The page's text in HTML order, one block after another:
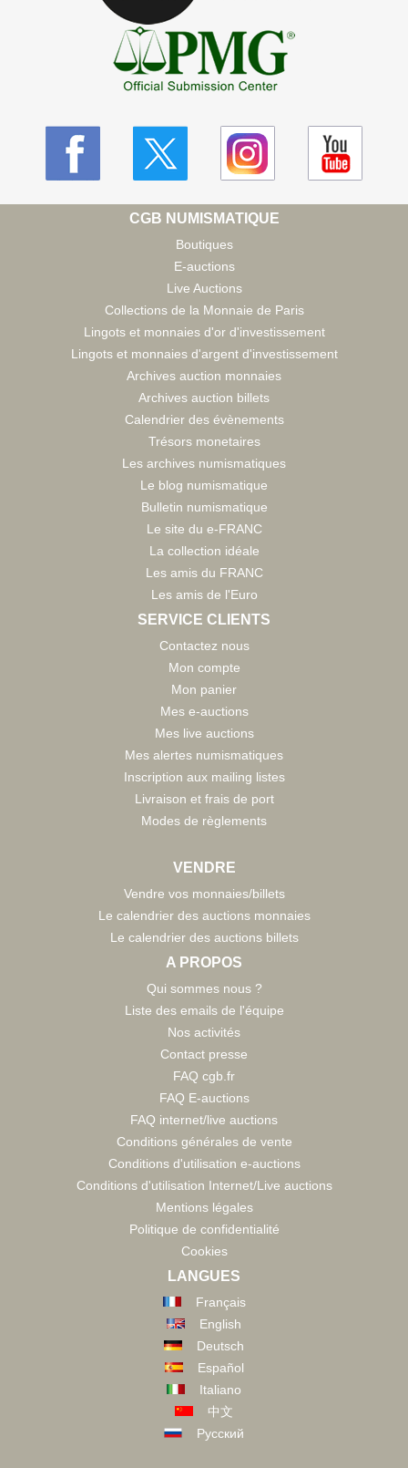
CGB NUMISMATIQUE
Boutiques
E-auctions
Live Auctions
Collections de la Monnaie de Paris
Lingots et monnaies d'or d'investissement
Lingots et monnaies d'argent d'investissement
Archives auction monnaies
Archives auction billets
Calendrier des évènements
Trésors monetaires
Les archives numismatiques
Le blog numismatique
Bulletin numismatique
Le site du e-FRANC
La collection idéale
Les amis du FRANC
Les amis de l'Euro
SERVICE CLIENTS
Contactez nous
Mon compte
Mon panier
Mes e-auctions
Mes live auctions
Mes alertes numismatiques
Inscription aux mailing listes
Livraison et frais de port
Modes de règlements
VENDRE
Vendre vos monnaies/billets
Le calendrier des auctions monnaies
Le calendrier des auctions billets
A PROPOS
Qui sommes nous ?
Liste des emails de l'équipe
Nos activités
Contact presse
FAQ cgb.fr
FAQ E-auctions
FAQ internet/live auctions
Conditions générales de vente
Conditions d'utilisation e-auctions
Conditions d'utilisation Internet/Live auctions
Mentions légales
Politique de confidentialité
Cookies
LANGUES
Français
English
Deutsch
Español
Italiano
中文
Русский